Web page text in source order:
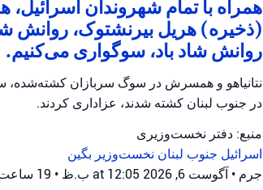
همراه با تمام شهروندان
(ذخیره) هریل بیرنشتوک، روانش
روانش شاد باد، سوگواری می‌کنیم.
نتانیاهو و همسرش در سوگ سربازان کشته‌شده،
در جنوب لبنان کشته شدند، عزاداری کردند.
منبع: دفتر نخست‌وزیری
اسرائیل جنوب لبنان نخست‌وزیر بگین
جرم • آگوست 6, 2026 at 12:05 ب.ظ • 19 ساعت پیش